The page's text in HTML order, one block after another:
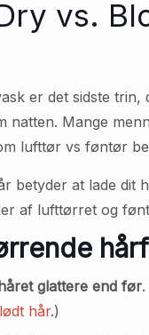
vs.
er det sidste
natten. Mange
lufttør vs føntør
betyder at lade dit
af lufttørret og
glattere end før
hår.)